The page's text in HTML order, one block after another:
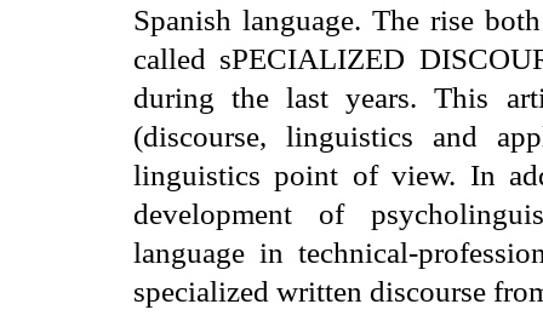
Spanish language. The rise
called sPECIALIZED
during the last years. This
(discourse, linguistics and
linguistics point of view. In
development of
language in technical-
specialized written discourse